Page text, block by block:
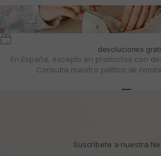
devoluciones
En España, excepto en productos con
Consulta nuestra política de
Suscríbete a nuestra